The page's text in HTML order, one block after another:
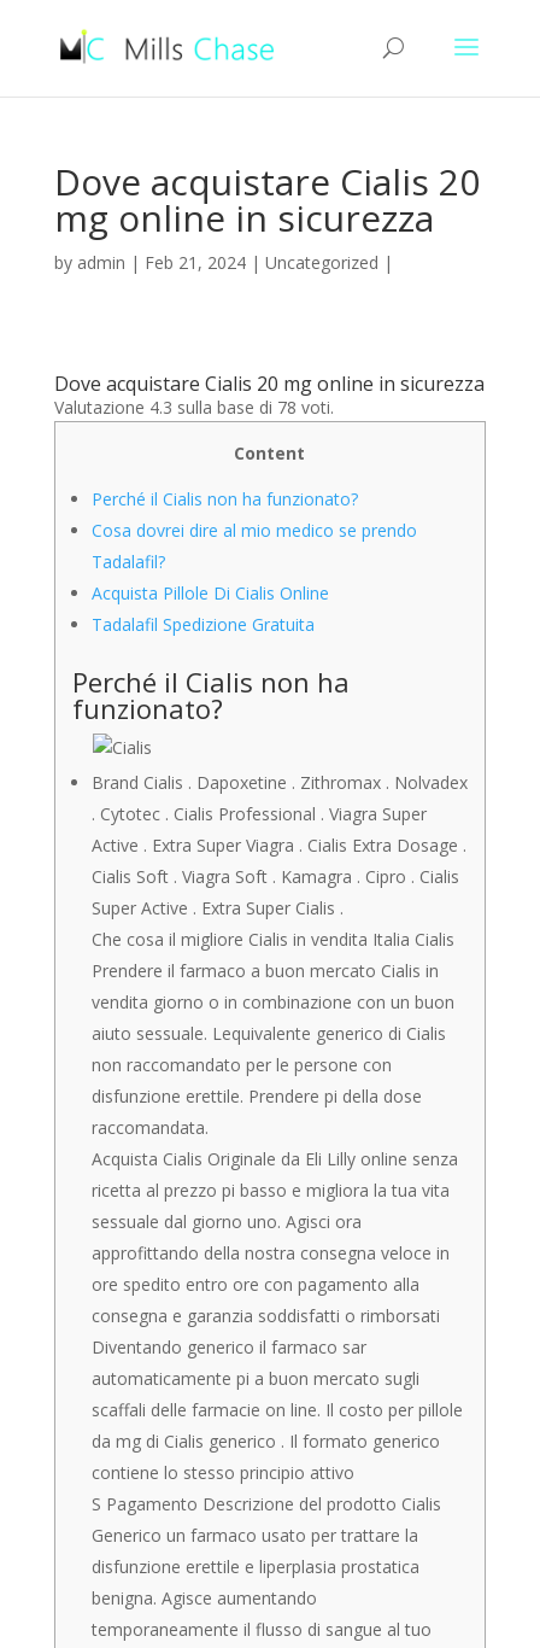
Dove acquistare Cialis 20
mg online in sicurezza
by admin | Feb 21, 2024| Uncategorized |
Dove acquistare Cialis 20 mg online in sicurezza
Valutazione 4.3 sulla base di 78 voti.
Content
Perché il Cialis non ha funzionato?
Cosa dovrei dire al mio medico se prendo
Tadalafil?
Acquista Pillole Di Cialis Online
Tadalafil Spedizione Gratuita
Perché il Cialis non ha
funzionato?
Brand Cialis . Dapoxetine . Zithromax . Nolvadex
. Cytotec . Cialis Professional . Viagra Super
Active . Extra Super Viagra . Cialis Extra Dosage .
Cialis Soft . Viagra Soft . Kamagra . Cipro . Cialis
Super Active . Extra Super Cialis .
Che cosa il migliore Cialis in vendita Italia Cialis
Prendere il farmaco a buon mercato Cialis in
vendita giorno o in combinazione con un buon
aiuto sessuale. Lequivalente generico di Cialis
non raccomandato per le persone con
disfunzione erettile. Prendere pi della dose
raccomandata.
Acquista Cialis Originale da Eli Lilly online senza
ricetta al prezzo pi basso e migliora la tua vita
sessuale dal giorno uno. Agisci ora
approfittando della nostra consegna veloce in
ore spedito entro ore con pagamento alla
consegna e garanzia soddisfatti o rimborsati
Diventando generico il farmaco sar
automaticamente pi a buon mercato sugli
scaffali delle farmacie on line. Il costo per pillole
da mg di Cialis generico . Il formato generico
contiene lo stesso principio attivo
S Pagamento Descrizione del prodotto Cialis
Generico un farmaco usato per trattare la
disfunzione erettile e liperplasia prostatica
benigna. Agisce aumentando
temporaneamente il flusso di sangue al tuo